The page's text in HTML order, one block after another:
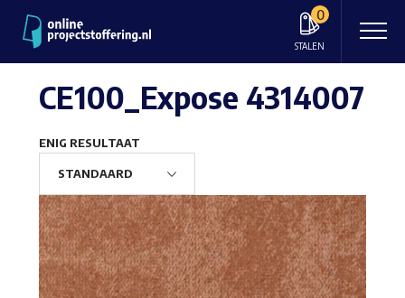
0
STALEN
CE100_Expose 4314007
ENIG RESULTAAT